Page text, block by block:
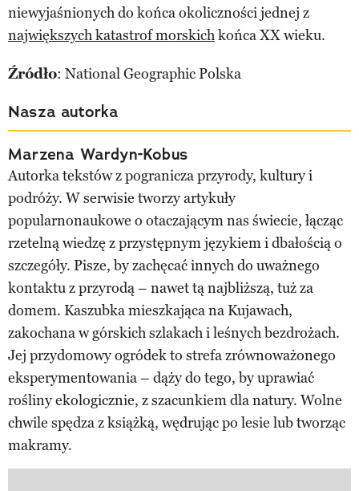
niewyjaśnionych do końca okoliczności jednej z
największych katastrof morskichkońca XX wieku.
Źródło: National Geographic Polska
Nasza autorka
Marzena Wardyn-Kobus
Autorka tekstów z pogranicza przyrody, kultury i
podróży. W serwisie tworzy artykuły
popularnonaukowe o otaczającym nas świecie, łącząc
rzetelną wiedzę z przystępnym językiem i dbałością o
szczegóły. Pisze, by zachęcać innych do uważnego
kontaktu z przyrodą – nawet tą najbliższą, tuż za
domem. Kaszubka mieszkająca na Kujawach,
zakochana w górskich szlakach i leśnych bezdrożach.
Jej przydomowy ogródek to strefa zrównoważonego
eksperymentowania – dąży do tego, by uprawiać
rośliny ekologicznie, z szacunkiem dla natury. Wolne
chwile spędza z książką, wędrując po lesie lub tworząc
makramy.